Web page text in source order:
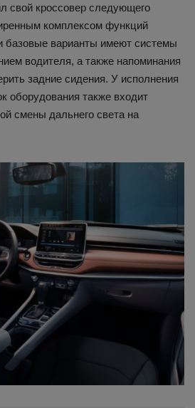
свой кроссовер следующего
комплексом функций
базовые варианты имеют системы
водителя, а также напоминания
задние сидения. У исполнения
оборудования также входит
смены дальнего света на